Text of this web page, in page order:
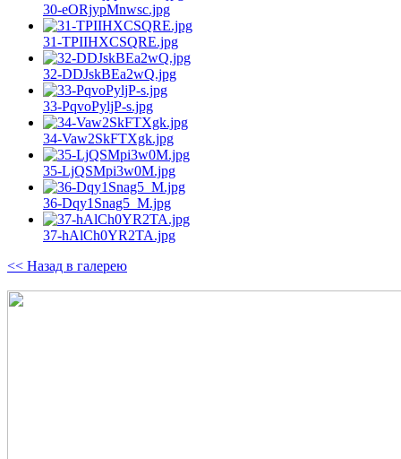
30-eORjypMnwsc.jpg
31-TPIIHXCSQRE.jpg
32-DDJskBEa2wQ.jpg
33-PqvoPyljP-s.jpg
34-Vaw2SkFTXgk.jpg
35-LjQSMpi3w0M.jpg
36-Dqy1Snag5_M.jpg
37-hAlCh0YR2TA.jpg
<< Назад в галерею